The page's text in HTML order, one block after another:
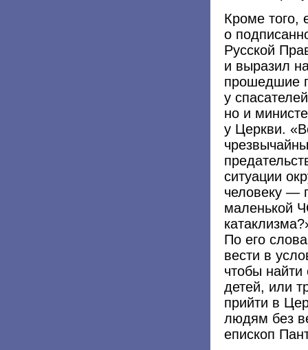
Кроме того,
о
Русской
и выразил
прошедшие
у
но и
у Церкви. «
ситуации
человеку —
маленькой
По его
вести в
чтобы
детей, или
прийти в
людям без
епископ